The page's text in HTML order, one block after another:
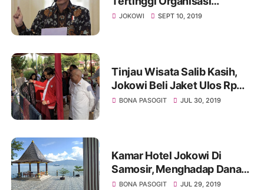
Insinyur Se-ASEAN
JOKOWI SEPT 10, 2019
Tinjau Wisata Salib Kasih,
Jokowi Beli Jaket Ulos Rp
2,5 Juta
BONA PASOGIT JUL 30, 2019
Kamar Hotel Jokowi Di
Samosir, Menghadap Danau
Toba
BONA PASOGIT JUL 29, 2019